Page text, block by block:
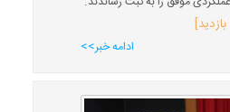
ادامه خبر>>